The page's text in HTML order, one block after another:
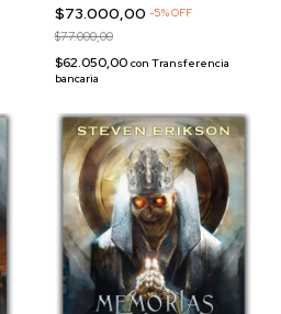
$73.000,00 -5%OFF
$77.000,00
$62.050,00 con Transferencia
bancaria